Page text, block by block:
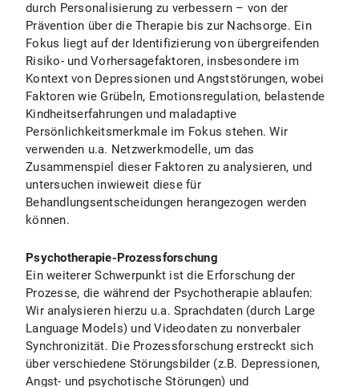
durch Personalisierung zu verbessern – von der
Prävention über die Therapie bis zur Nachsorge. Ein
Fokus liegt auf der Identifizierung von übergreifenden
Risiko- und Vorhersagefaktoren, insbesondere im
Kontext von Depressionen und Angststörungen, wobei
Faktoren wie Grübeln, Emotionsregulation, belastende
Kindheitserfahrungen und maladaptive
Persönlichkeitsmerkmale im Fokus stehen. Wir
verwenden u.a. Netzwerkmodelle, um das
Zusammenspiel dieser Faktoren zu analysieren, und
untersuchen inwieweit diese für
Behandlungsentscheidungen herangezogen werden
können.
Psychotherapie-Prozessforschung
Ein weiterer Schwerpunkt ist die Erforschung der
Prozesse, die während der Psychotherapie ablaufen:
Wir analysieren hierzu u.a. Sprachdaten (durch Large
Language Models) und Videodaten zu nonverbaler
Synchronizität. Die Prozessforschung erstreckt sich
über verschiedene Störungsbilder (z.B. Depressionen,
Angst- und psychotische Störungen) und